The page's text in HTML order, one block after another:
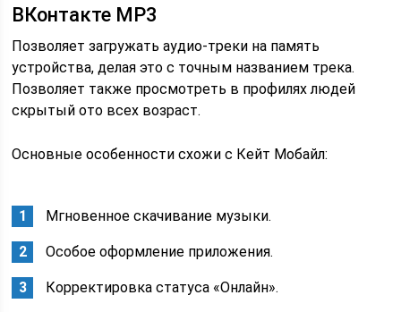
ВКонтакте MP3
Позволяет загружать аудио-треки на память
устройства, делая это с точным названием трека.
Позволяет также просмотреть в профилях людей
скрытый ото всех возраст.
Основные особенности схожи с Кейт Мобайл:
Мгновенное скачивание музыки.
Особое оформление приложения.
Корректировка статуса «Онлайн».